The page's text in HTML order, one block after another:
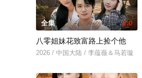
全集 2.0
八零姐妹花致富路上捡个他
2026 / 中国大陆 / 李蕴薇＆马若璇